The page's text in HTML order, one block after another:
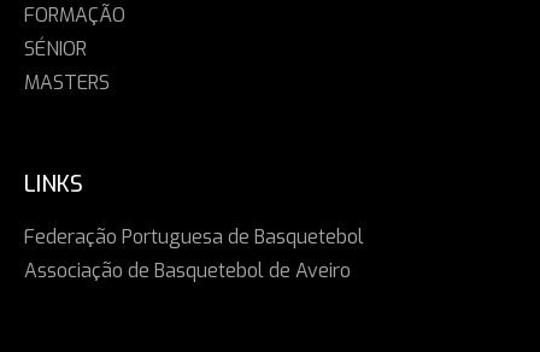
FORMAÇÃO
SÉNIOR
MASTERS
LINKS
Federação Portuguesa de Basquetebol
Associação de Basquetebol de Aveiro